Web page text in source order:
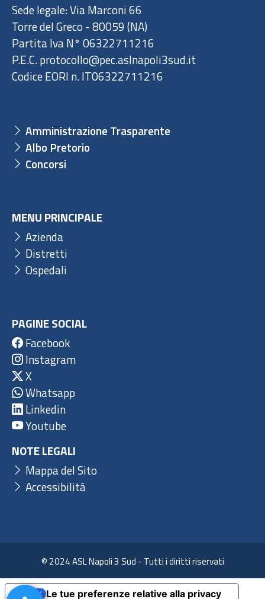
Sede legale: Via Marconi 66
Torre del Greco - 80059 (NA)
Partita Iva N° 06322711216
P.E.C. protocollo@pec.aslnapoli3sud.it
Codice EORI n. IT06322711216
Amministrazione Trasparente
Albo Pretorio
Concorsi
MENU PRINCIPALE
Azienda
Distretti
Ospedali
PAGINE SOCIAL
Facebook
Instagram
X
Whatsapp
Linkedin
Youtube
NOTE LEGALI
Mappa del Sito
Accessibilità
© 2024 ASL Napoli 3 Sud - Tutti i diritti riservati
Le tue preferenze relative alla privacy